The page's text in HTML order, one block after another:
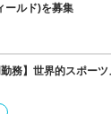
ールド)を募集
務】世界的スポー